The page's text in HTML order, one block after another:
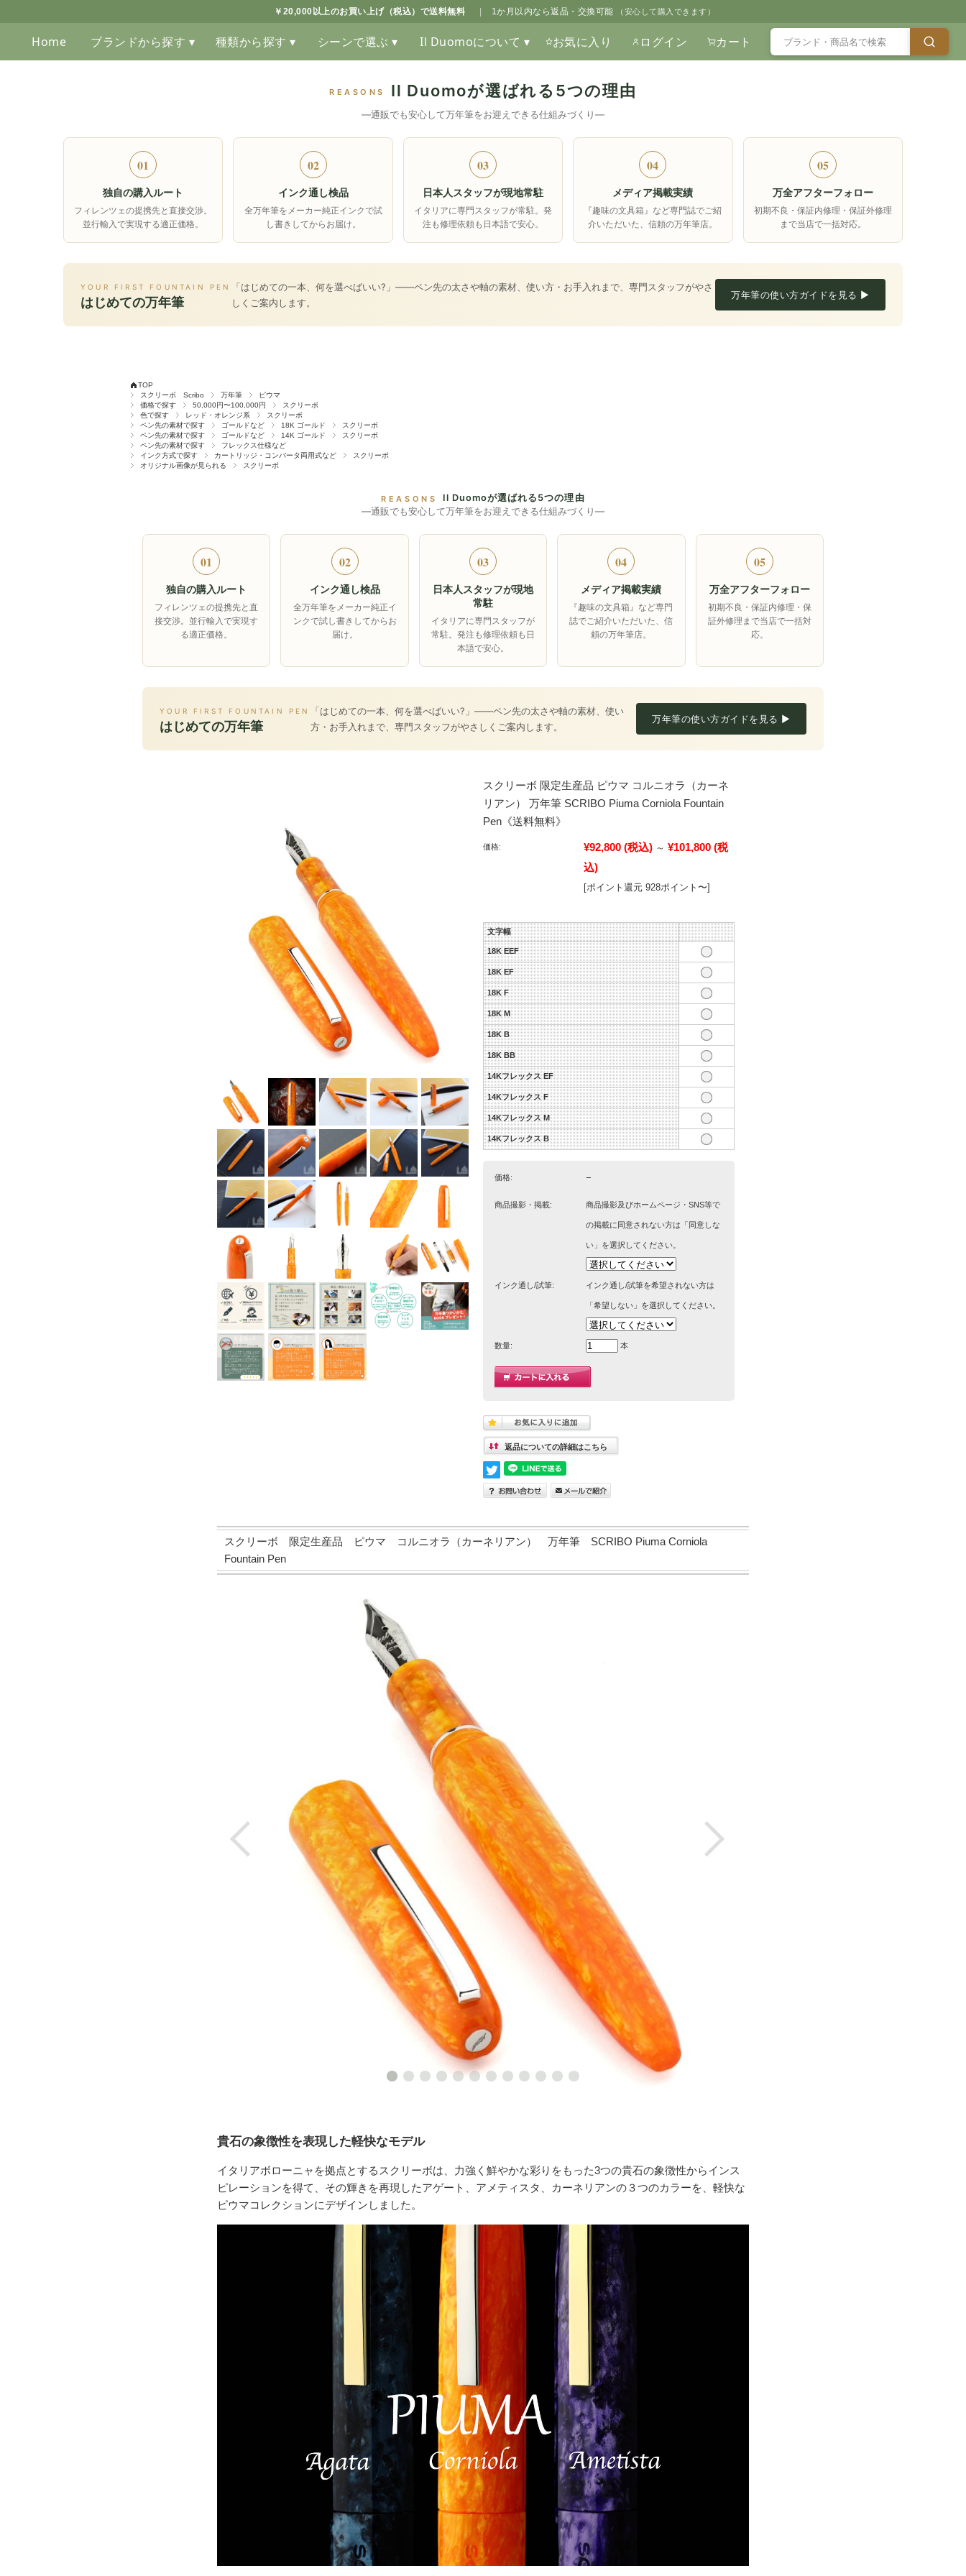
￥20,000以上のお買い上げ（税込）で送料無料 1か月以内なら返品・交換可能 （安心して購入できます）
Home ブランドから探す ▾ 種類から探す ▾ シーンで選ぶ ▾ Il Duomoについて ▾ お気に入り ログイン カート
REASONS Il Duomoが選ばれる5つの理由
―通販でも安心して万年筆をお迎えできる仕組みづくり―
01
独自の購入ルート
フィレンツェの提携先と直接交渉。
並行輸入で実現する適正価格。
02
インク通し検品
全万年筆をメーカー純正インクで試
し書きしてからお届け。
03
日本人スタッフが現地常駐
イタリアに専門スタッフが常駐。発
注も修理依頼も日本語で安心。
04
メディア掲載実績
『趣味の文具箱』など専門誌でご紹
介いただいた、信頼の万年筆店。
05
万全アフターフォロー
初期不良・保証内修理・保証外修理
まで当店で一括対応。
YOUR FIRST FOUNTAIN PEN
はじめての万年筆
「はじめての一本、何を選べばいい?」――ペン先の太さや軸の素材、使い方・お手入れまで、専門スタッフがやさ
しくご案内します。
万年筆の使い方ガイドを見る ▶
TOP
スクリーボ Scribo
万年筆
ピウマ
価格で探す
50,000円〜100,000円
スクリーボ
色で探す
レッド・オレンジ系
スクリーボ
ペン先の素材で探す
ゴールドなど 18K ゴールド
スクリーボ
ペン先の素材で探す
ゴールドなど 14K ゴールド
スクリーボ
ペン先の素材で探す
フレックス仕様など
インク方式で探す
カートリッジ・コンバータ両用式など
スクリーボ
オリジナル画像が見られる
スクリーボ
REASONS Il Duomoが選ばれる5つの理由
―通販でも安心して万年筆をお迎えできる仕組みづくり―
01
独自の購入ルート
フィレンツェの提携先と直
接交渉。並行輸入で実現す
る適正価格。
02
インク通し検品
全万年筆をメーカー純正イ
ンクで試し書きしてからお
届け。
03
日本人スタッフが現地
常駐
イタリアに専門スタッフが
常駐。発注も修理依頼も日
本語で安心。
04
メディア掲載実績
『趣味の文具箱』など専門
誌でご紹介いただいた、信
頼の万年筆店。
05
万全アフターフォロー
初期不良・保証内修理・保
証外修理まで当店で一括対
応。
YOUR FIRST FOUNTAIN PEN
はじめての万年筆
「はじめての一本、何を選べばいい?」――ペン先の太さや軸の素材、使い
方・お手入れまで、専門スタッフがやさしくご案内します。
万年筆の使い方ガイドを見る ▶
スクリーボ 限定生産品 ピウマ コルニオラ（カーネ
リアン） 万年筆 SCRIBO Piuma Corniola Fountain
Pen《送料無料》
価格: ¥92,800 (税込) ～ ¥101,800 (税
込)
[ポイント還元 928ポイント〜]
文字幅
18K EEF
18K EF
18K F
18K M
18K B
18K BB
14Kフレックス EF
14Kフレックス F
14Kフレックス M
14Kフレックス B
価格: −
商品撮影・掲載: 商品撮影及びホームページ・SNS等で
の掲載に同意されない方は「同意しな
い」を選択してください。
インク通し/試筆: インク通し/試筆を希望されない方は
「希望しない」を選択してください。
数量: 本
返品についての詳細はこちら
スクリーボ 限定生産品 ピウマ コルニオラ（カーネリアン） 万年筆 SCRIBO Piuma Corniola
Fountain Pen
貴石の象徴性を表現した軽快なモデル
イタリアボローニャを拠点とするスクリーボは、力強く鮮やかな彩りをもった3つの貴石の象徴性からインス
ピレーションを得て、その輝きを再現したアゲート、アメティスタ、カーネリアンの３つのカラーを、軽快な
ピウマコレクションにデザインしました。